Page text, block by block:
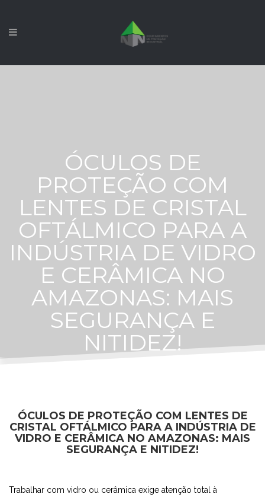
ÓCULOS DE
PROTEÇÃO COM
LENTES DE CRISTAL
OFTÁLMICO PARA A
INDÚSTRIA DE VIDRO
E CERÂMICA NO
AMAZONAS: MAIS
SEGURANÇA E
NITIDEZ!
ÓCULOS DE PROTEÇÃO COM LENTES DE
CRISTAL OFTÁLMICO PARA A INDÚSTRIA DE
VIDRO E CERÂMICA NO AMAZONAS: MAIS
SEGURANÇA E NITIDEZ!
Trabalhar com vidro ou cerâmica exige atenção total à